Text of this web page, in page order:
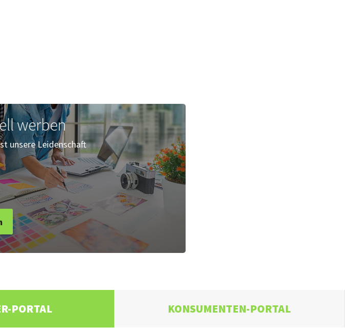
werben
unsere Leidenschaft
PORTAL KONSUMENTEN-PORTAL